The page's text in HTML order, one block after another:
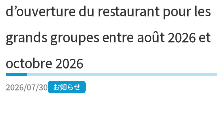
d’ouverture du restaurant pour les
grands groupes entre août 2026 et
octobre 2026
2026/07/30 お知らせ